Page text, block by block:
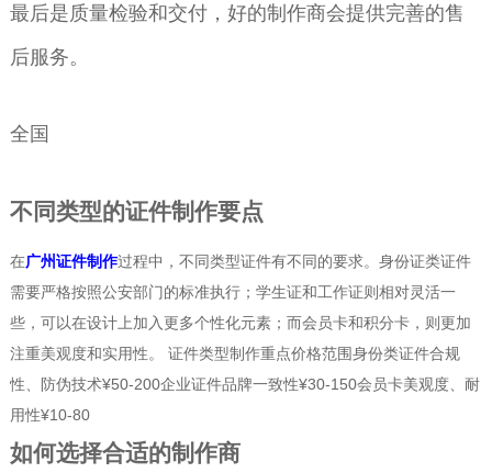
最后是质量检验和交付，好的制作商会提供完善的售
后服务。
全国
不同类型的证件制作要点
在广州证件制作过程中，不同类型证件有不同的要求。身份证类证件
需要严格按照公安部门的标准执行；学生证和工作证则相对灵活一
些，可以在设计上加入更多个性化元素；而会员卡和积分卡，则更加
注重美观度和实用性。 证件类型制作重点价格范围身份类证件合规
性、防伪技术¥50-200企业证件品牌一致性¥30-150会员卡美观度、耐
用性¥10-80
如何选择合适的制作商